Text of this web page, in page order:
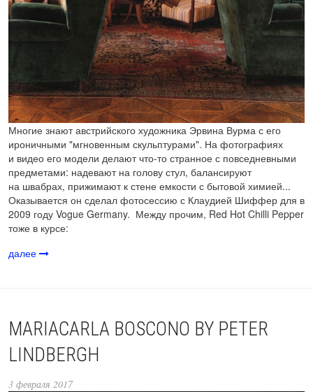
Многие знают австрийского художника Эрвина Вурма с его
ироничными "мгновенным скульптурами". На фото­гра­фиях
и видео его модели делают что-то стран­ное с повседневными
предме­тами: надевают на голову стул, балансируют
на швабрах, прижимают к стене емкости с бытовой химией...
Оказывается он сделал фотосессию с Клаудией Шиффер для в
2009 году Vogue Germany. Между прочим, Red Hot Chilli Pepper
тоже в курсе:
далее
MARIACARLA BOSCONO BY PETER
LINDBERGH
3 февраля 2017